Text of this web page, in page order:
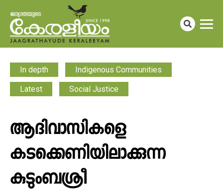
In depth Indigenous Communities
Latest Social Justice
ആദിവാസികളെ
കടക്കെണിയിലാക്കുന്ന
കുടുംബശ്രീ